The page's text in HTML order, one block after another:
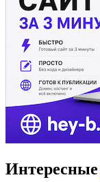
Интересные